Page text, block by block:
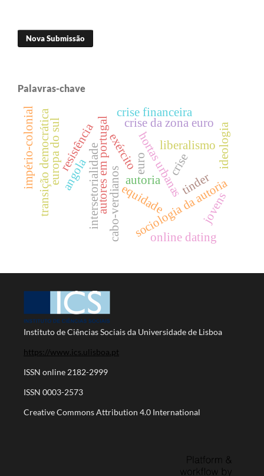
Nova Submissão
Palavras-chave
autores em portugal autoria
sociologia da autoria
exército liberalismo
hortas urbanas
cabo-verdianos
resistênciaintersetorialidade
crise da zona euro
crise financeira
crise
euro
equidade
europa do sul
transição democrática ideologia
império-colonial angola tinder
online dating
jovens
Instituto de Ciências Sociais da Universidade de Lisboa
https://www.ics.ulisboa.pt
ISSN online 2182-2999
ISSN 0003-2573
Creative Commons Attribution 4.0 International